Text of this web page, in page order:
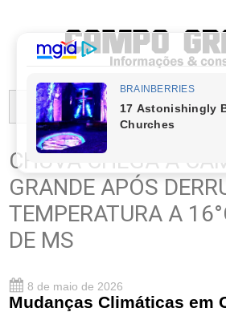
MENU...
CHUVA CHEGA A
GRANDE APÓS
TEMPERATURA A
DE MS
8 de maio de 2026
Mudanças Climáticas em